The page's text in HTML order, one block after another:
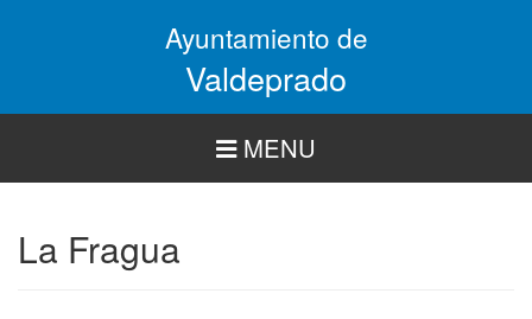
Ayuntamiento de
Valdeprado
MENU
La Fragua